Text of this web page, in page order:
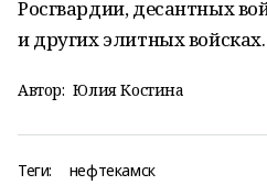
Росгвардии, десантных
и других элитных войсках.
Автор: Юлия Костина
Теги: нефтекамск